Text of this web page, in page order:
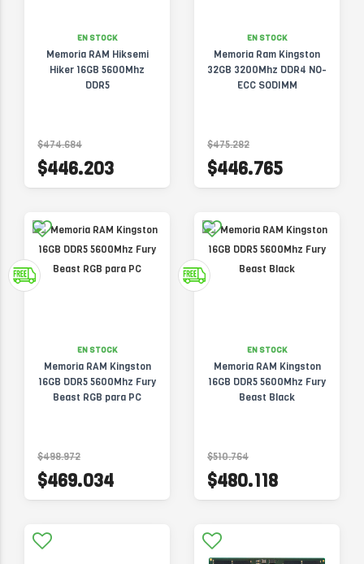
EN STOCK
Memoria RAM Hiksemi
Hiker 16GB 5600Mhz
DDR5
$474.684
$446.203
EN STOCK
Memoria Ram Kingston
32GB 3200Mhz DDR4 NO-
ECC SODIMM
$475.282
$446.765
EN STOCK
Memoria RAM Kingston
16GB DDR5 5600Mhz Fury
Beast RGB para PC
$498.972
$469.034
EN STOCK
Memoria RAM Kingston
16GB DDR5 5600Mhz Fury
Beast Black
$510.764
$480.118